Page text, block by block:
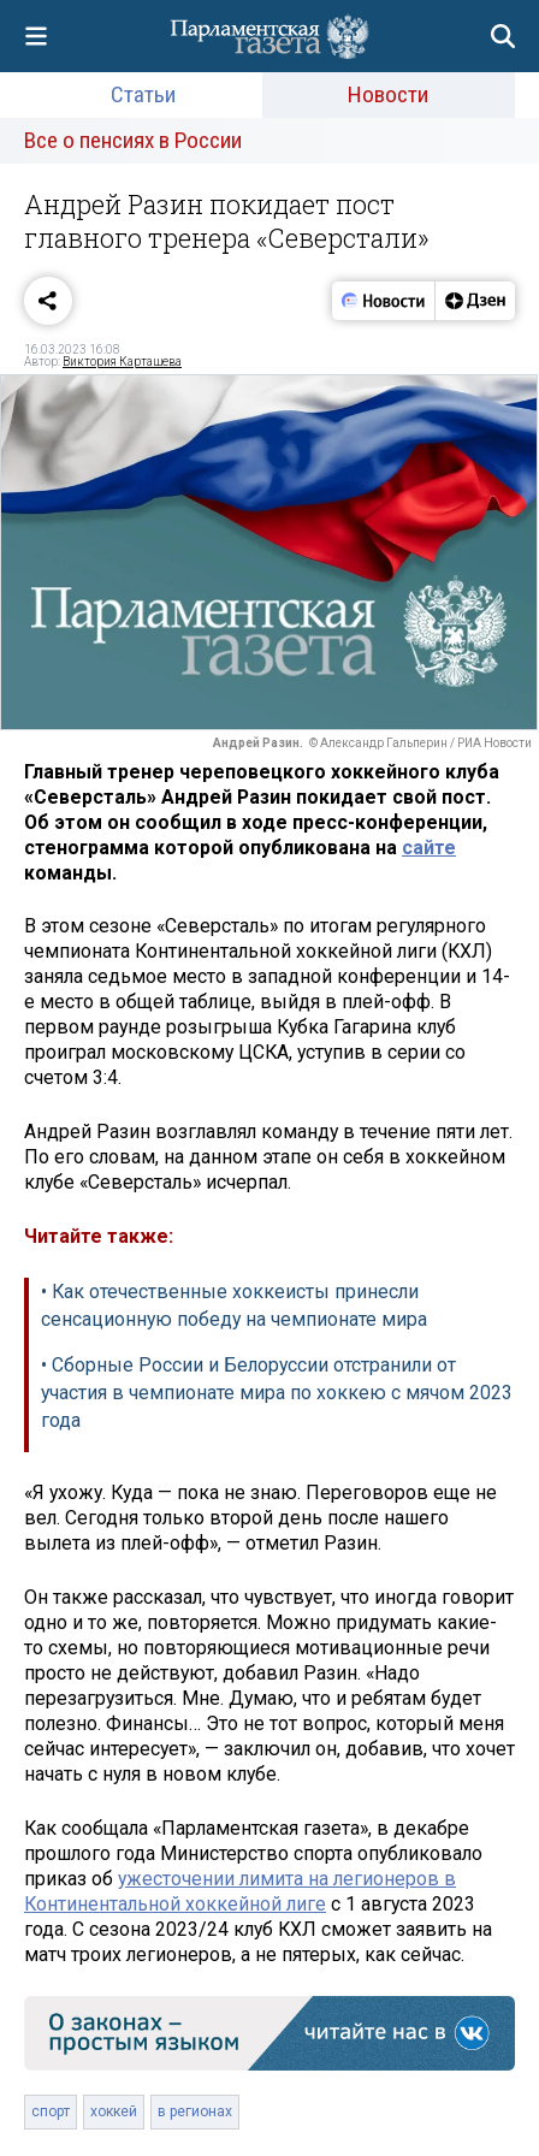
Статьи
Новости
Все о пенсиях в России
Андрей Разин покидает пост
главного тренера «Северстали»
16.03.2023 16:08
Автор: Виктория Карташева
Андрей Разин. © Александр Гальперин / РИА Новости
Главный тренер череповецкого хоккейного клуба
«Северсталь» Андрей Разин покидает свой пост.
Об этом он сообщил в ходе пресс-конференции,
стенограмма которой опубликована на сайте
команды.
В этом сезоне «Северсталь» по итогам регулярного
чемпионата Континентальной хоккейной лиги (КХЛ)
заняла седьмое место в западной конференции и 14-
е место в общей таблице, выйдя в плей-офф. В
первом раунде розыгрыша Кубка Гагарина клуб
проиграл московскому ЦСКА, уступив в серии со
счетом 3:4.
Андрей Разин возглавлял команду в течение пяти лет.
По его словам, на данном этапе он себя в хоккейном
клубе «Северсталь» исчерпал.
Читайте также:
• Как отечественные хоккеисты принесли
сенсационную победу на чемпионате мира
• Сборные России и Белоруссии отстранили от
участия в чемпионате мира по хоккею с мячом 2023
года
«Я ухожу. Куда — пока не знаю. Переговоров еще не
вел. Сегодня только второй день после нашего
вылета из плей-офф», — отметил Разин.
Он также рассказал, что чувствует, что иногда говорит
одно и то же, повторяется. Можно придумать какие-
то схемы, но повторяющиеся мотивационные речи
просто не действуют, добавил Разин. «Надо
перезагрузиться. Мне. Думаю, что и ребятам будет
полезно. Финансы… Это не тот вопрос, который меня
сейчас интересует», — заключил он, добавив, что хочет
начать с нуля в новом клубе.
Как сообщала «Парламентская газета», в декабре
прошлого года Министерство спорта опубликовало
приказ об ужесточении лимита на легионеров в
Континентальной хоккейной лиге с 1 августа 2023
года. С сезона 2023/24 клуб КХЛ сможет заявить на
матч троих легионеров, а не пятерых, как сейчас.
спорт хоккей в регионах